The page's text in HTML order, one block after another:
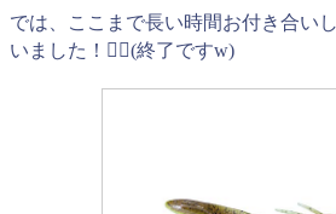
では、ここまで長い時間お付き合い
いました！🙇‍♂️(終了ですw)